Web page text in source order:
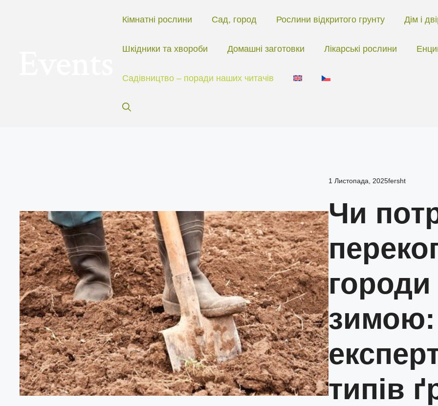
Кімнатні рослини Сад, город Рослини відкритого грунту Дім і
Шкідники та хвороби Домашні заготовки Лікарські рослини
Садівництво – поради наших читачів
1 Листопада, 2025fersht
Чи
типів